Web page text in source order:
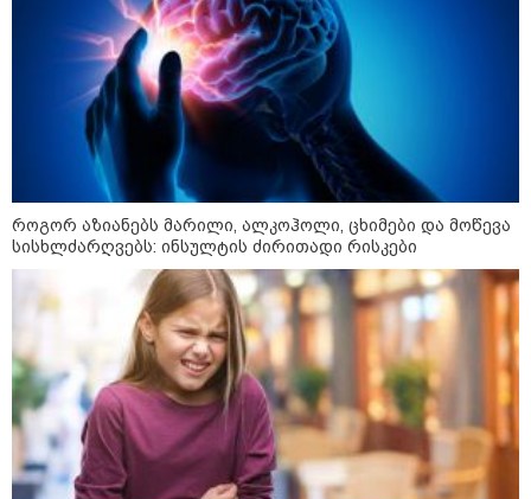
პოლიტიკა
როგორ აზიანებს მარილი, ალკოჰოლი, ცხიმები და მოწევა
სისხლძარღვებს: ინსულტის ძირითადი რისკები